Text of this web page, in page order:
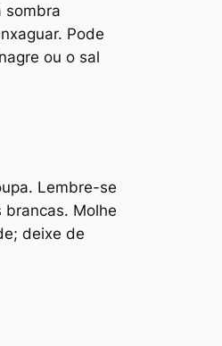
sombra
Pode
ou o sal
Lembre-se
Molhe
deixe de